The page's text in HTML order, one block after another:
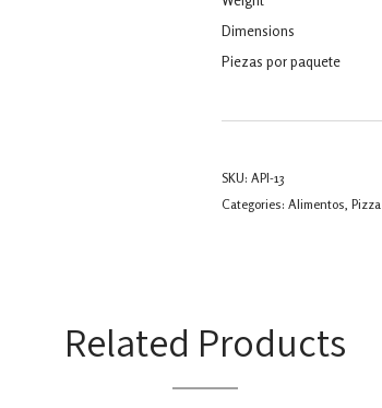
Dimensions
Piezas por paquete
SKU: API-13
Categories: Alimentos, Pizza
Related Products